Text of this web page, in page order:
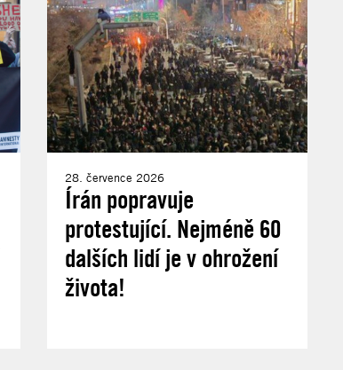
28. července 2026
Írán popravuje
protestující. Nejméně 60
dalších lidí je v ohrožení
života!